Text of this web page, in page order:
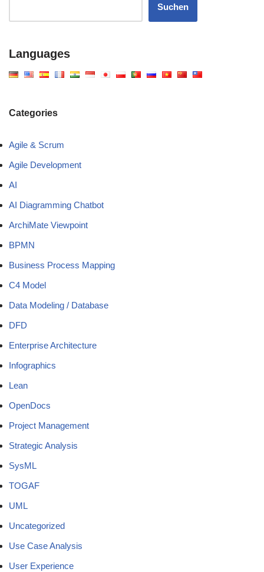
Suchen
Languages
Categories
Agile & Scrum
Agile Development
AI
AI Diagramming Chatbot
ArchiMate Viewpoint
BPMN
Business Process Mapping
C4 Model
Data Modeling / Database
DFD
Enterprise Architecture
Infographics
Lean
OpenDocs
Project Management
Strategic Analysis
SysML
TOGAF
UML
Uncategorized
Use Case Analysis
User Experience